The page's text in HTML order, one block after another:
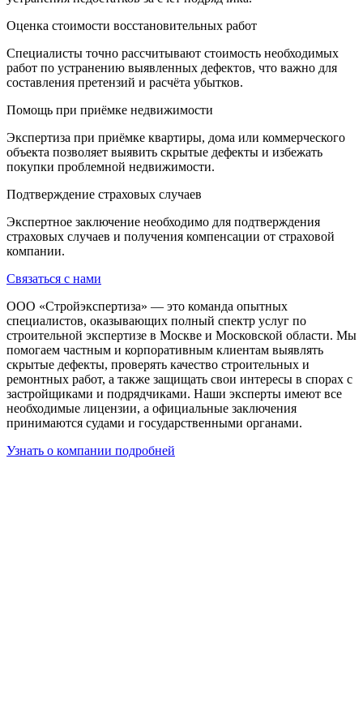
Оценка стоимости восстановительных работ
Специалисты точно рассчитывают стоимость необходимых
работ по устранению выявленных дефектов, что важно для
составления претензий и расчёта убытков.
Помощь при приёмке недвижимости
Экспертиза при приёмке квартиры, дома или коммерческого
объекта позволяет выявить скрытые дефекты и избежать
покупки проблемной недвижимости.
Подтверждение страховых случаев
Экспертное заключение необходимо для подтверждения
страховых случаев и получения компенсации от страховой
компании.
Связаться с нами
ООО «Стройэкспертиза» — это команда опытных
специалистов, оказывающих полный спектр услуг по
строительной экспертизе в Москве и Московской области. Мы
помогаем частным и корпоративным клиентам выявлять
скрытые дефекты, проверять качество строительных и
ремонтных работ, а также защищать свои интересы в спорах с
застройщиками и подрядчиками. Наши эксперты имеют все
необходимые лицензии, а официальные заключения
принимаются судами и государственными органами.
Узнать о компании подробней